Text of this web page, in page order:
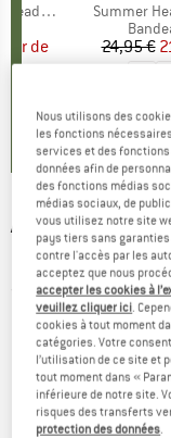
réduit
de
Article
Summer
24,95 €
ASSOS -
Bandeau
(0)
Nous utilisons des
les fonctions
services et des
données afin de
des fonctions médias
médias sociaux, de
vous utilisez notre site
pays tiers sans
contre l'accès par les
acceptez que nous
accepter les cookies à
veuillez cliquer ici.
cookies à tout moment
catégories. Votre
l’utilisation de ce site et
tout moment dans «
inférieure de notre site.
risques des transferts
protection des données.